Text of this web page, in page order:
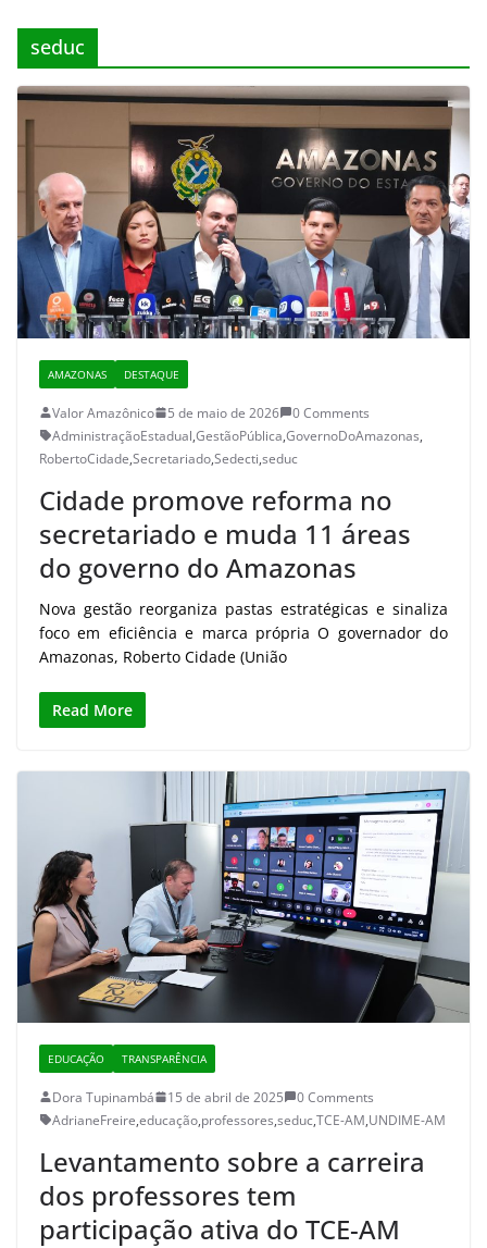
seduc
AMAZONAS DESTAQUE
Valor Amazônico 5 de maio de 2026
0 Comments
AdministraçãoEstadual,GestãoPública,GovernoDoAmazonas,
RobertoCidade,Secretariado,Sedecti,seduc
Cidade promove reforma no
secretariado e muda 11 áreas
do governo do Amazonas
Nova gestão reorganiza pastas estratégicas e sinaliza
foco em eficiência e marca própria O governador do
Amazonas, Roberto Cidade (União
Read More
EDUCAÇÃO TRANSPARÊNCIA
Dora Tupinambá 15 de abril de 2025
0 Comments
AdrianeFreire,educação,professores,seduc,TCE-AM,UNDIME-AM
Levantamento sobre a carreira
dos professores tem
participação ativa do TCE-AM